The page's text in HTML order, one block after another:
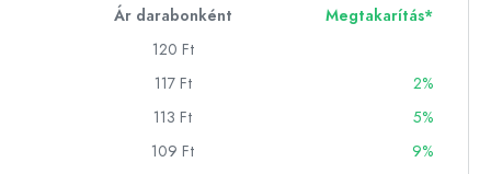
Ár darabonként
Megtakarítás*
120 Ft
117 Ft
2%
113 Ft
5%
109 Ft
9%